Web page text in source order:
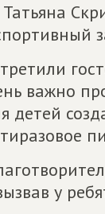
важно
детей
у